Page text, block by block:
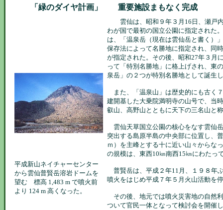
「緑のダイヤ計画」 重要施設まもなく完成
雲仙は、昭和９年３月16日、瀬戸
わが国で最初の国立公園に指定された
は、「温泉岳（現在は雲仙岳と書く）
保存法によって名勝地に指定され、同
が指定された。その後、昭和27年３月
って「特別名勝地」に格上げされ、東
泉岳」の２つが特別名勝地として誕生
また、「温泉山」は歴史的にも古く
建開基した大乗院満明寺の山号で、当
叡山、高野山とともに天下の三名山と
雲仙天草国立公園の核心をなす雲仙
突出する島原半島の中央部に位置し、
ｍ）を主峰とする十に近い山々からな
の規模は、東西10㎞南西15㎞にわたっ
普賢岳は、平成２年11月、１９８年
噴火をはじめ平成７年５月火山活動を
その後、地元では噴火災害地の自然
ついて官民一体となって検討会を開催
平成新山ネイチャーセンター
から雲仙普賢岳溶岩ドームを
望む 標高 1,483 m で噴火前
より 124 m 高くなった。